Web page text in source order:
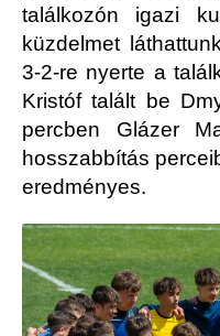
találkozón igazi
küzdelmet
3-2-re nyerte a
Kristóf talált be
percben Glázer
hosszabbítás
eredményes.